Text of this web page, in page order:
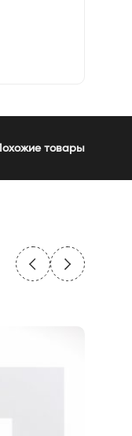
товары